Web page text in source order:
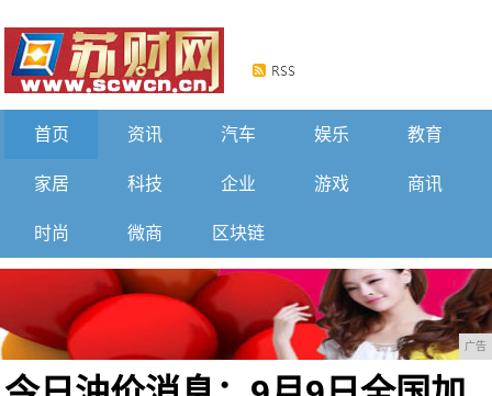
首页 资讯 汽车 娱乐 教育
家居 科技 企业 游戏 商讯
时尚 微商 区块链
广告